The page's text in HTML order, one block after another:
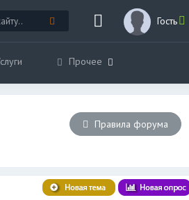
Гость
Прочее
Правила форума